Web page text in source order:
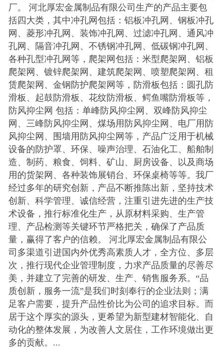
厂。 河北厚宏金属制品有限公司生产的产品主要包
括四大类，其中冲孔网包括：铝板冲孔网、钢板冲孔
网、菱形冲孔网、装饰冲孔网、过滤冲孔网、通风冲
孔网、隔音冲孔网、不锈钢冲孔网、低碳钢冲孔网、
各种孔型冲孔网等，爬架网包括：米型爬架网、铝板
爬架网、镀锌爬架网、建筑爬架网、喷塑爬架网、租
赁爬架网、金钢防护爬架网等，防滑板包括：圆孔防
滑板、起鼓防滑板、花纹防滑板、鳄鱼嘴防滑板等，
防风抑尘网 包括：单峰防风抑尘网、双峰防风抑尘
网、三峰防风抑尘网、煤场用防风抑尘网、电厂用防
风抑尘网、围墙用防风抑尘网等，产品广泛用于机械
设备的防护罩、环保、噪声治理、石油化工、船舶制
造、制药、粮食、饲料、矿山、厨房设备、以及商场
用的货架网、各种装饰展销台、环保桌椅等等。我厂
经过多年的研究创新，产品不断推陈出新，坚持技术
创新、科学管理、诚信经营，注重引进先进的生产技
术设备，推行标准化生产，从原材料采购、生产管
理、产品检测等关键环节严格把关，确保了产品质
量，赢得了客户的信赖。 河北厚宏金属制品有限公
司多渠道引进国内外优秀高素质人才，全方位、多层
次，推行现代企业管理制度，力求产品质量的尽善尽
美，并建立了完善的研发、生产、销售服务系。“品
质创新，服务一流”是我们时刻奉行的企业法则；满
足客户需要，提升产品性价比为公司的追求目标。而
居于这个厚实的源头，更希望为新型建材智能化、自
动化的整体发展，为改善人文居住，工作环境做出更
多的贡献。...